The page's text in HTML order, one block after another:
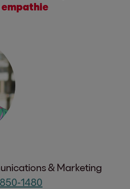
empathie
& Marketing
1480